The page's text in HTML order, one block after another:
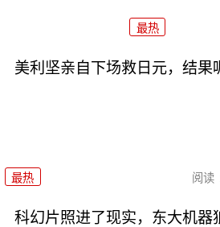
最热
美利坚亲自下场救日元，结果
最热 阅读
科幻片照进了现实，东大机器